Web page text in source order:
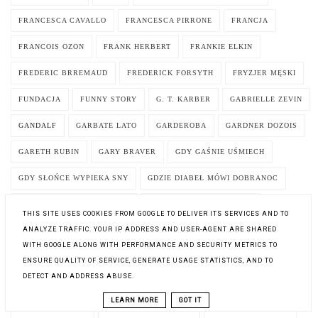
FRANCESCA CAVALLO FRANCESCA PIRRONE FRANCJA
FRANCOIS OZON FRANK HERBERT FRANKIE ELKIN
FREDERIC BRREMAUD FREDERICK FORSYTH FRYZJER MĘSKI
FUNDACJA FUNNY STORY G. T. KARBER GABRIELLE ZEVIN
GANDALF GARBATE LATO GARDEROBA GARDNER DOZOIS
GARETH RUBIN GARY BRAVER GDY GAŚNIE UŚMIECH
GDY SŁOŃCE WYPIEKA SNY GDZIE DIABEŁ MÓWI DOBRANOC
GDZIE JEST SKRZYNIA Z KARABINAMI? GEJE
GENERAŁ I PANNA GEOGRAFIA GEOPOLITYKA
GEORGE R.R. MARTIN
THIS SITE USES COOKIES FROM GOOGLE TO DELIVER ITS SERVICES AND TO
ANALYZE TRAFFIC. YOUR IP ADDRESS AND USER-AGENT ARE SHARED
WITH GOOGLE ALONG WITH PERFORMANCE AND SECURITY METRICS TO
ENSURE QUALITY OF SERVICE, GENERATE USAGE STATISTICS, AND TO
DETECT AND ADDRESS ABUSE.
LEARN MORE GOT IT